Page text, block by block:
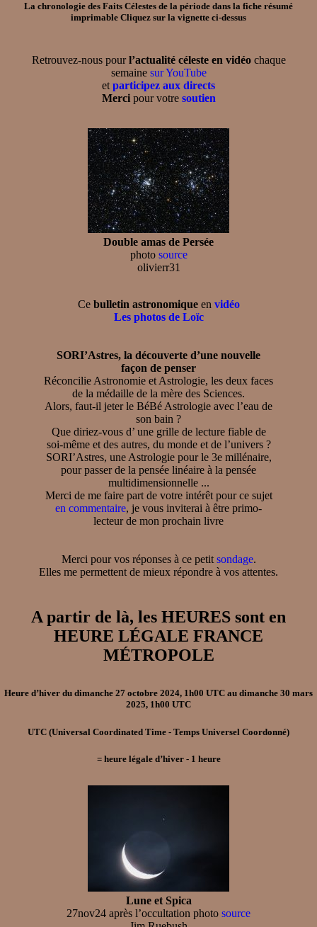
La chronologie des Faits Célestes de la période dans la fiche résumé
imprimable Cliquez sur la vignette ci-dessus
Retrouvez-nous pourl’actualité céleste en vidéochaque
semaine sur YouTube
et participez aux directs
Mercipour votre soutien
Double amas de Persée
photo source
olivierr31
Ce bulletin astronomiqueen vidéo
Les photos de Loïc
SORI’Astres, la découverte d’une nouvelle
façon de penser
Réconcilie Astronomie et Astrologie, les deux faces
de la médaille de la mère des Sciences.
Alors, faut-il jeter le BéBé Astrologie avec l’eau de
son bain ?
Que diriez-vous d’ une grille de lecture fiable de
soi-même et des autres, du monde et de l’univers ?
SORI’Astres, une Astrologie pour le 3e millénaire,
pour passer de la pensée linéaire à la pensée
multidimensionnelle ...
Merci de me faire part de votre intérêt pour ce sujet
en commentaire, je vous inviterai à être primo-
lecteur de mon prochain livre
Merci pour vos réponses à ce petit sondage.
Elles me permettent de mieux répondre à vos attentes.
A partir de là, les HEURES sont en
HEURE LÉGALE FRANCE
MÉTROPOLE
Heure d’hiver du dimanche 27 octobre 2024, 1h00 UTC au dimanche 30 mars
2025, 1h00 UTC
UTC (Universal Coordinated Time - Temps Universel Coordonné)
=heure légale d’hiver - 1 heure
Lune et Spica
27nov24 après l’occultation photo source